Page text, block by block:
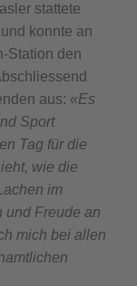
stattete
konnte an
Station den
aus: «Es
Sport
Tag für die
wie die
im
und Freude an
mich bei allen